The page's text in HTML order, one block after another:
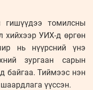
гишүүдээ томилсны
хийхээр УИХ-д өргөн
нь нүүрсний үнэ
зургаан сарын
байгаа. Тиймээс нэн
үүссэн.